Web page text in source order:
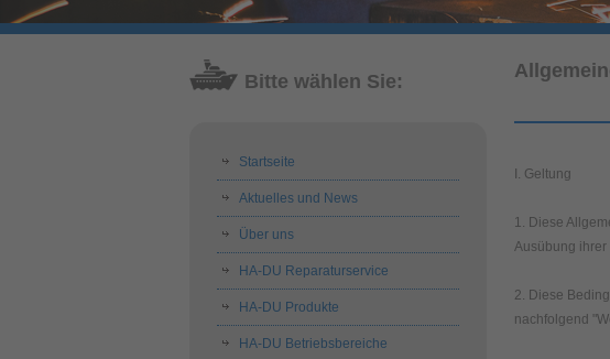
Bitte wählen Sie:
Startseite
Aktuelles und News
Über uns
HA-DU Reparaturservice
HA-DU Produkte
HA-DU Betriebsbereiche
I. Geltung
1. Diese
Ausübung
2. Diese
nachfolgend